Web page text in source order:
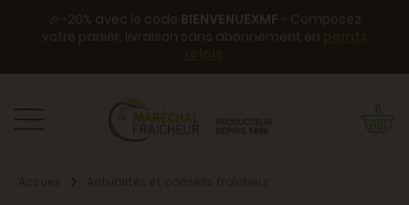
🎉-20% avec le code BIENVENUEXMF - Composez
votre panier, livraison sans abonnement en
.